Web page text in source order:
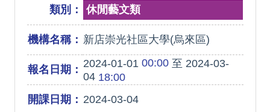
類別： 休閒藝文類
機構名稱： 新店崇光社區大學(烏來區)
報名日期： 2024-01-01 00:00至 2024-03-
0418:00
開課日期： 2024-03-04